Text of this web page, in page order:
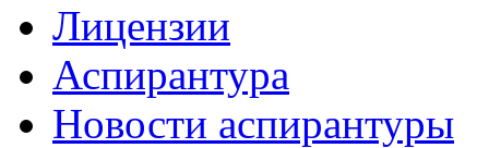
Лицензии
Аспирантура
Новости аспирантуры